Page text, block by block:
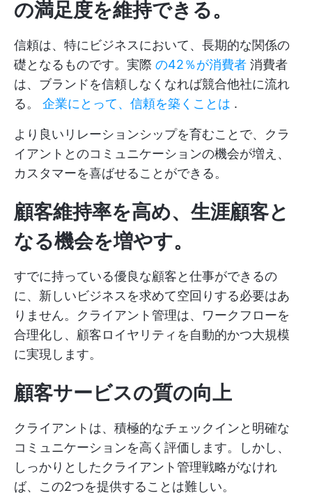
の満足度を維持できる。
信頼は、特にビジネスにおいて、長期的な関係の
礎となるものです。実際 の42％が消費者 消費者
は、ブランドを信頼しなくなれば競合他社に流れ
る。 企業にとって、信頼を築くことは .
より良いリレーションシップを育むことで、クラ
イアントとのコミュニケーションの機会が増え、
カスタマーを喜ばせることができる。
顧客維持率を高め、生涯顧客と
なる機会を増やす。
すでに持っている優良な顧客と仕事ができるの
に、新しいビジネスを求めて空回りする必要はあ
りません。クライアント管理は、ワークフローを
合理化し、顧客ロイヤリティを自動的かつ大規模
に実現します。
顧客サービスの質の向上
クライアントは、積極的なチェックインと明確な
コミュニケーションを高く評価します。しかし、
しっかりとしたクライアント管理戦略がなけれ
ば、この2つを提供することは難しい。